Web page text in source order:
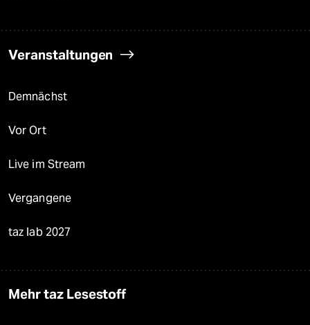
Veranstaltungen
Demnächst
Vor Ort
Live im Stream
Vergangene
taz lab 2027
Mehr taz Lesestoff